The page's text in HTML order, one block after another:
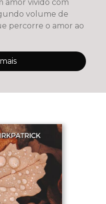
percorre o amor ao